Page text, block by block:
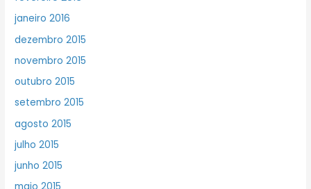
janeiro 2016
dezembro 2015
novembro 2015
outubro 2015
setembro 2015
agosto 2015
julho 2015
junho 2015